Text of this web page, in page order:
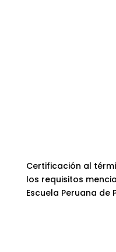
Certificación al
los requisitos
Escuela Peruana de